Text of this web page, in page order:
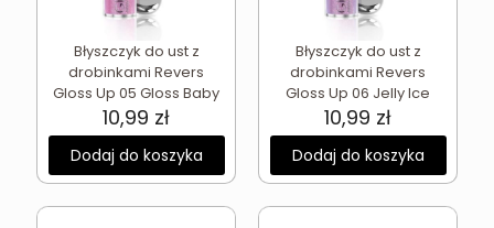
Błyszczyk do ust z
drobinkami Revers
Gloss Up 05 Gloss Baby
10,99 zł
Dodaj do koszyka
Błyszczyk do ust z
drobinkami Revers
Gloss Up 06 Jelly Ice
10,99 zł
Dodaj do koszyka